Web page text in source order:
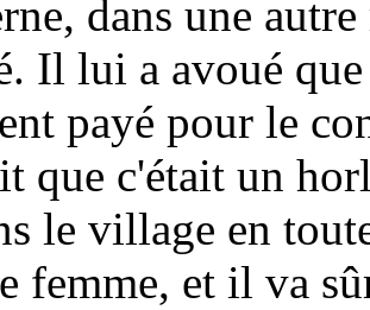
dans une
Il lui a avoué
payé pour le
que c'était un
le village en
femme, et il va